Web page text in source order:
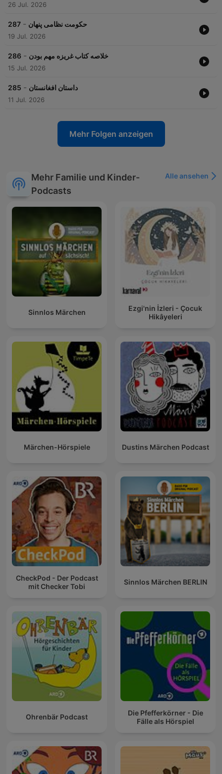
26 Jul. 2026
287 - حکومت نظامی پنهان
19 Jul. 2026
286 - خلاصه کتاب غریزه مهم بودن
15 Jul. 2026
285 - داستان افغانستان
11 Jul. 2026
Mehr Folgen anzeigen
Mehr Familie und Kinder-
Podcasts
Alle ansehen
Sinnlos Märchen
Ezgi'nin İzleri - Çocuk
Hikâyeleri
Märchen-Hörspiele Dustins Märchen Podcast
CheckPod - Der Podcast
mit Checker Tobi
Sinnlos Märchen BERLIN
Ohrenbär Podcast
Die Pfefferkörner - Die
Fälle als Hörspiel